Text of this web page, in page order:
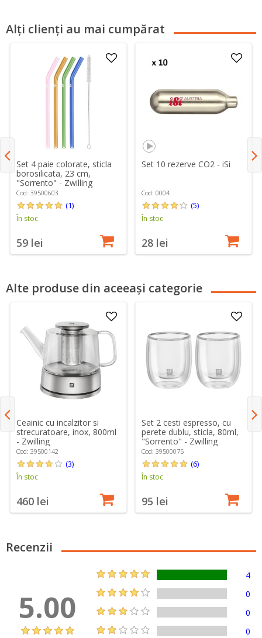
Alți clienți au mai cumpărat
Set 4 paie colorate, sticla
borosilicata, 23 cm,
"Sorrento" - Zwilling
Cod: 39500603
(1)
În stoc
59 lei
Set 10 rezerve CO2 - iSi
Cod: 0004
(5)
În stoc
28 lei
Alte produse din aceeași categorie
Ceainic cu incalzitor si
strecuratoare, inox, 800ml
- Zwilling
Cod: 39500142
(3)
În stoc
460 lei
Set 2 cesti espresso, cu
perete dublu, sticla, 80ml,
"Sorrento" - Zwilling
Cod: 39500075
(6)
În stoc
95 lei
Recenzii
5.00
4
0
0
0